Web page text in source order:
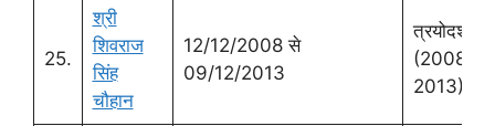
25.
श्री
शिवराज
सिंह
चौहान
12/12/2008 से
09/12/2013
त्रयोदश
(2008 से
2013)